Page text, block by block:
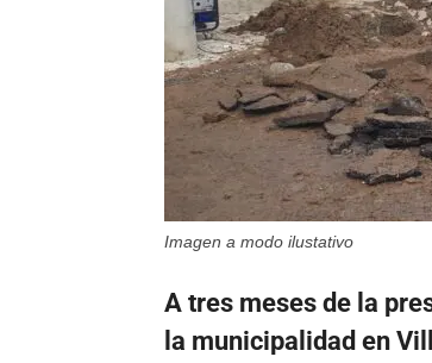
Imagen a modo ilustativo
A tres meses de la
la municipalidad en